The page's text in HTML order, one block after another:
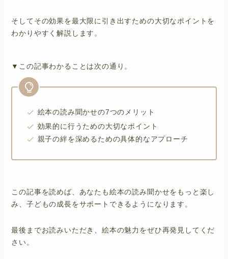
そしてその効果を最大限に引き出すための大切なポイントを
わかりやすく解説します。
▼この記事わかることは次の通り。
絵本の読み聞かせの7つのメリット
効果的に行うための大切なポイント
親子の絆を深めるための具体的なアプローチ
この記事を読めば、あなたも絵本の読み聞かせをもっと楽し
み、子どもの成長をサポートできるようになります。
最後までお読みいただき、絵本の魅力をぜひ再発見してくだ
さい。